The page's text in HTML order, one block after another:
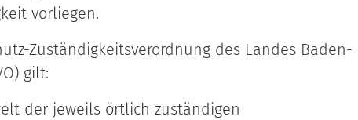
vorliegen.
Zuständigkeitsverordnung des Landes Baden-
gilt:
der jeweils örtlich zuständigen